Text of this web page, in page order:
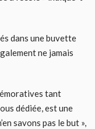
dans une buvette
ne jamais
tant
dédiée, est une
savons pas le but »,